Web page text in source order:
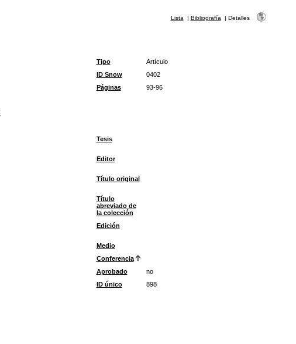
Lista | Bibliografía | Detalles
Tipo
Artículo
ID Snow
0402
Páginas
93-96
Tesis
Editor
Título original
Título
abreviado de
la colección
Edición
Medio
Conferencia
Aprobado
no
ID único
898